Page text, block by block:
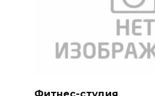
Фитнес-студия